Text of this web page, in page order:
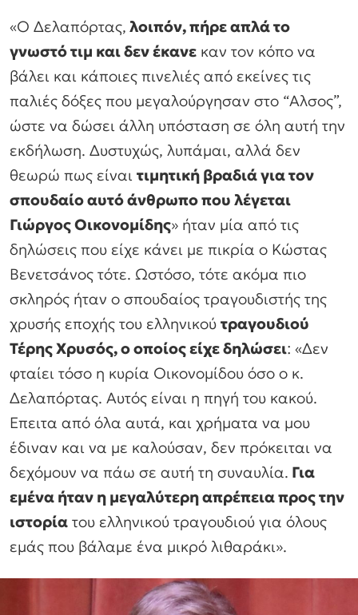
«Ο Δελαπόρτας, λοιπόν, πήρε απλά το
γνωστό τιμ και δεν έκανε καν τον κόπο να
βάλει και κάποιες πινελιές από εκείνες τις
παλιές δόξες που μεγαλούργησαν στο “Αλσος”,
ώστε να δώσει άλλη υπόσταση σε όλη αυτή την
εκδήλωση. Δυστυχώς, λυπάμαι, αλλά δεν
θεωρώ πως είναι τιμητική βραδιά για τον
σπουδαίο αυτό άνθρωπο που λέγεται
Γιώργος Οικονομίδης» ήταν μία από τις
δηλώσεις που είχε κάνει με πικρία ο Κώστας
Βενετσάνος τότε. Ωστόσο, τότε ακόμα πιο
σκληρός ήταν ο σπουδαίος τραγουδιστής της
χρυσής εποχής του ελληνικού τραγουδιού
Τέρης Χρυσός, ο οποίος είχε δηλώσει: «Δεν
φταίει τόσο η κυρία Οικονομίδου όσο ο κ.
Δελαπόρτας. Αυτός είναι η πηγή του κακού.
Επειτα από όλα αυτά, και χρήματα να μου
έδιναν και να με καλούσαν, δεν πρόκειται να
δεχόμουν να πάω σε αυτή τη συναυλία. Για
εμένα ήταν η μεγαλύτερη απρέπεια προς την
ιστορία του ελληνικού τραγουδιού για όλους
εμάς που βάλαμε ένα μικρό λιθαράκι».